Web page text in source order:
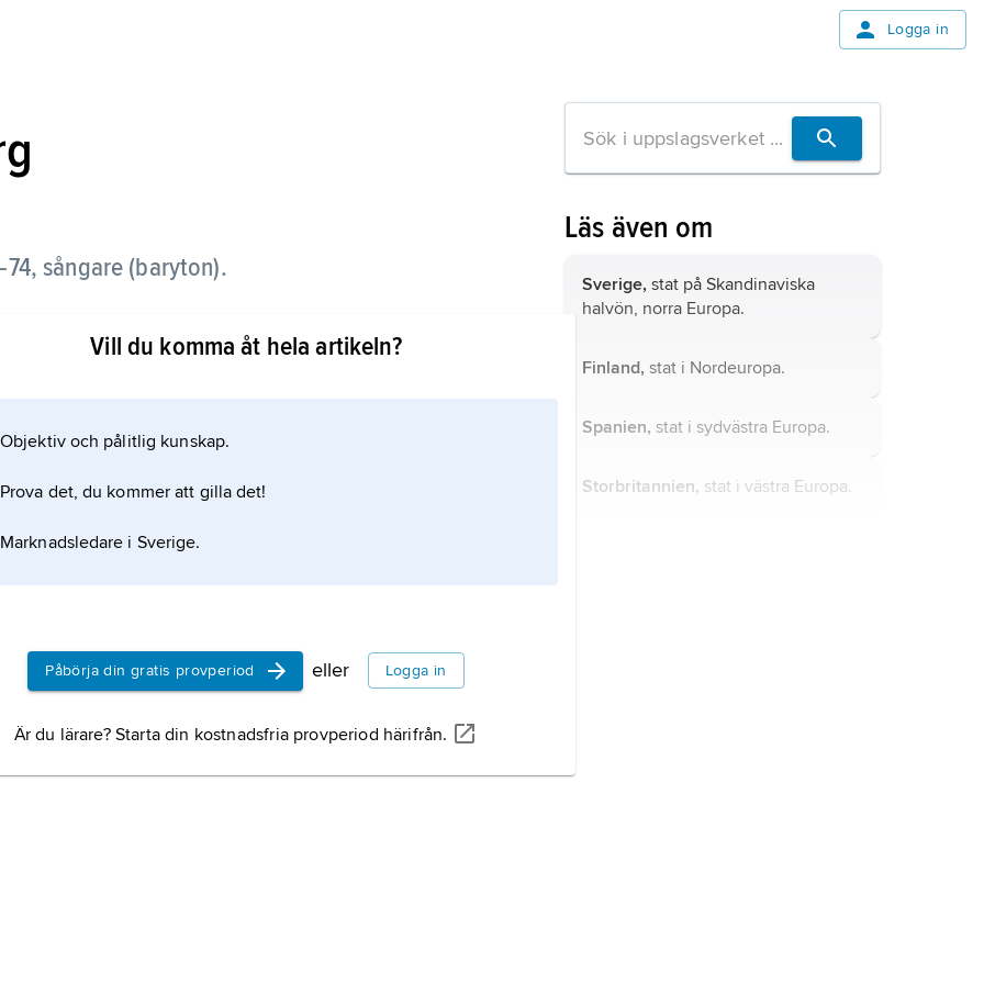
Logga in
sångare (baryton).
1927 och blev, tack vare sin förmåga att
till publiken, den förste framgångsrike svenske
den bäst säljande svenska skivartisten,
Bland hans talrika
Vill du komma åt hela artikeln?
Objektiv och pålitlig kunskap.
Prova det, du kommer att gilla det!
Marknadsledare i Sverige.
Påbörja din gratis provperiod eller Logga in
Är du lärare? Starta din kostnadsfria provperiod härifrån.
Läs även om
Sverige, stat på Skandinaviska
halvön, norra Europa.
Finland, stat i Nordeuropa.
Spanien, stat i sydvästra Europa.
Storbritannien, stat i västra Europa.